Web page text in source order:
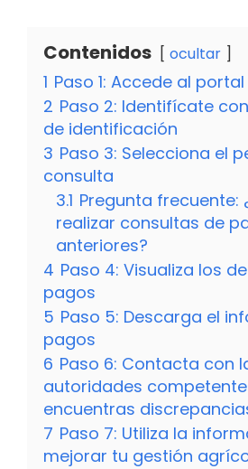
Contenidos ocultar
1 Paso 1: Accede al portal
2 Paso 2: Identifícate
de identificación
3 Paso 3: Selecciona el
consulta
3.1 Pregunta frecuente:
realizar consultas de
anteriores?
4 Paso 4: Visualiza los
pagos
5 Paso 5: Descarga el
pagos
6 Paso 6: Contacta con
autoridades
encuentras
7 Paso 7: Utiliza la
mejorar tu gestión